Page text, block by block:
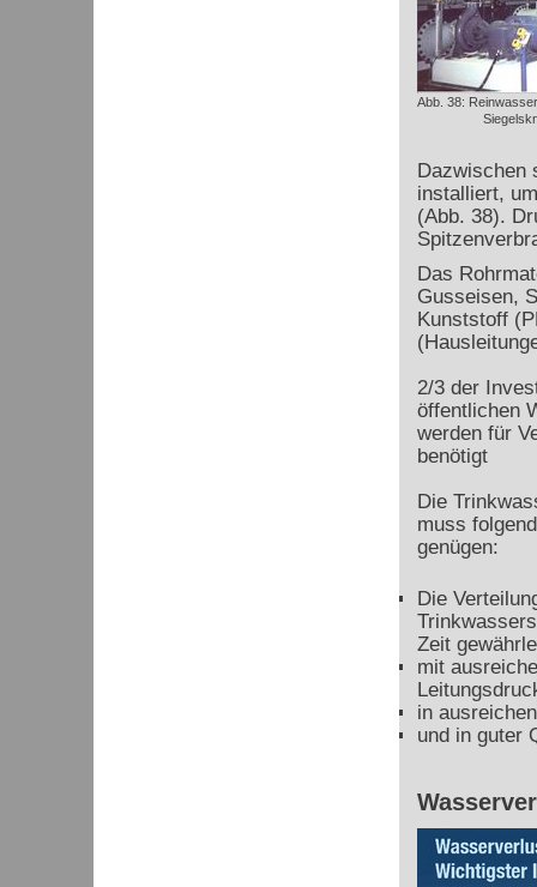
Abb. 38:
Dazwischen
installiert,
(Abb. 38).
Das
Gusseisen,
Kunststoff
2/3 der
öffentlichen
werden für
benötigt
Die
muss
genügen:
Die
Zeit
mit
in
und in guter